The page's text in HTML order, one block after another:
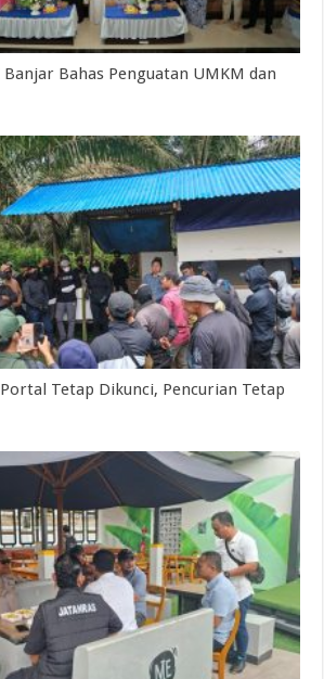
Banjar Bahas Penguatan UMKM dan
Tetap Dikunci, Pencurian Tetap